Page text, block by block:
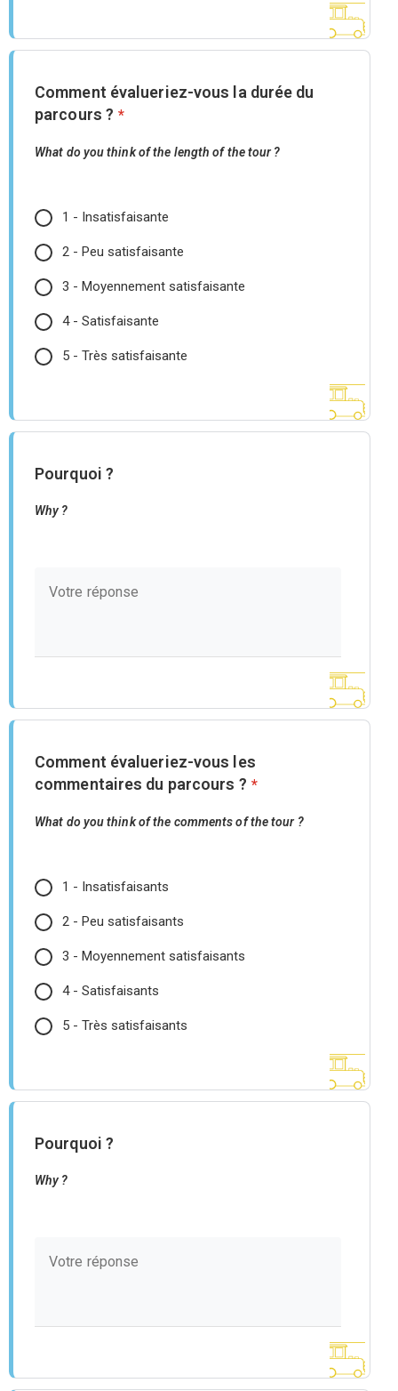
Comment évalueriez-vous la durée du
parcours ? *
What do you think of the length of the tour ?
1 - Insatisfaisante
2 - Peu satisfaisante
3 - Moyennement satisfaisante
4 - Satisfaisante
5 - Très satisfaisante
Pourquoi ?
Why ?
Comment évalueriez-vous les
commentaires du parcours ? *
What do you think of the comments of the tour ?
1 - Insatisfaisants
2 - Peu satisfaisants
3 - Moyennement satisfaisants
4 - Satisfaisants
5 - Très satisfaisants
Pourquoi ?
Why ?